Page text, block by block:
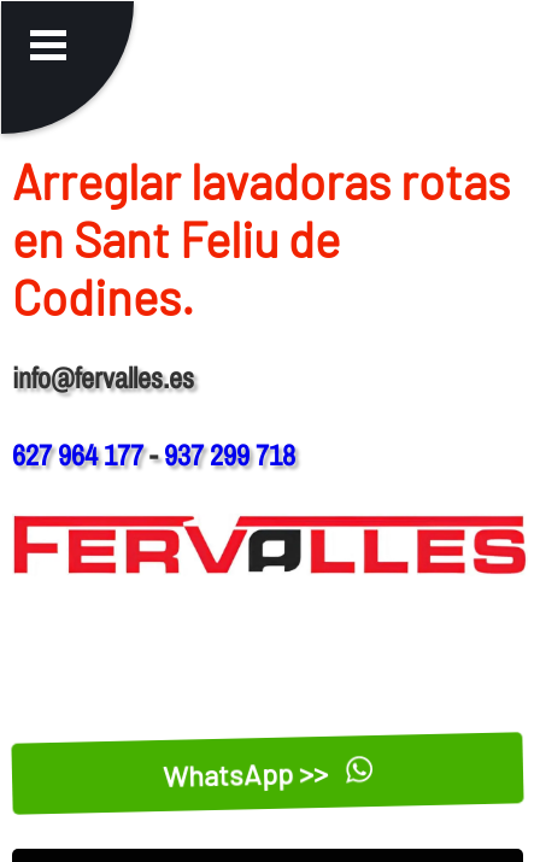
Arreglar lavadoras rotas
en Sant Feliu de
Codines.
info@fervalles.es
627 964 177-937 299 718
WhatsApp >>